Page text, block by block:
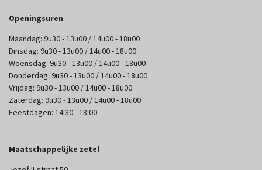
Openingsuren
Maandag: 9u30 - 13u00 / 14u00 - 18u00
Dinsdag: 9u30 - 13u00 / 14u00 - 18u00
Woensdag: 9u30 - 13u00 / 14u00 - 18u00
Donderdag: 9u30 - 13u00 / 14u00 - 18u00
Vrijdag: 9u30 - 13u00 / 14u00 - 18u00
Zaterdag: 9u30 - 13u00 / 14u00 - 18u00
Feestdagen: 14:30 - 18:00
Maatschappelijke zetel